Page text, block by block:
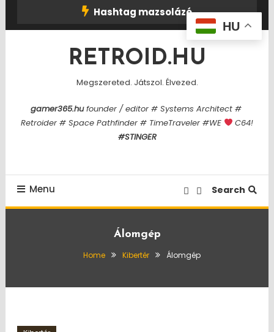
Hashtag mazsolázó
RETROID.HU
Megszereted. Játszol. Élvezed.
gamer365.hufounder / editor # Systems Architect #
Retroider # Space Pathfinder # TimeTraveler #WE
C64!
#STINGER
Menu Search
Álomgép
Home Kibertér Álomgép
HU